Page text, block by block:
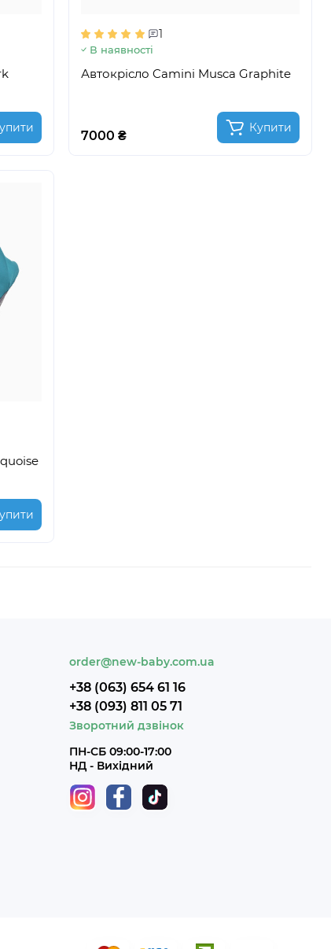
1
В наявності
Автокрісло Camini Musca Graphite
7000 ₴
Купити
order@new-baby.com.ua
+38 (063) 654 61 16
+38 (093) 811 05 71
Зворотний дзвінок
ПН-СБ 09:00-17:00
НД - Вихідний